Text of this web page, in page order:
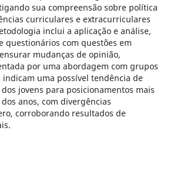
sua compreensão sobre política
curriculares e extracurriculares
inclui a aplicação e análise,
questionários com questões em
mudanças de opinião,
por uma abordagem com grupos
indicam uma possível tendência de
jovens para posicionamentos mais
anos, com divergências
corroborando resultados de